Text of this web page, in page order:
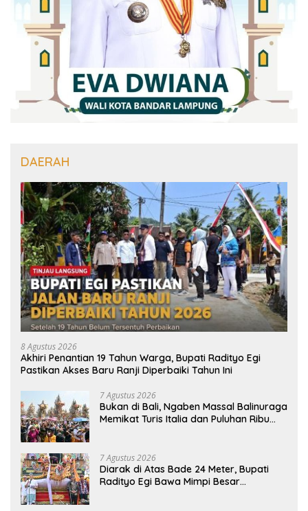
DAERAH
8 Agustus 2026
Akhiri Penantian 19 Tahun Warga, Bupati Radityo Egi
Pastikan Akses Baru Ranji Diperbaiki Tahun Ini
7 Agustus 2026
Bukan di Bali, Ngaben Massal Balinuraga
Memikat Turis Italia dan Puluhan Ribu
7 Agustus 2026
Diarak di Atas Bade 24 Meter, Bupati
Radityo Egi Bawa Mimpi Besar